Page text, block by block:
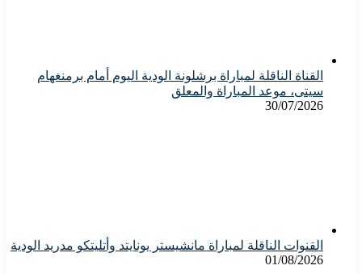
القناة الناقلة لمباراة برشلونة الودية اليوم أمام برمنغهام
سيتى، موعد المباراة والمعلق
30/07/2026
القنوات الناقلة لمباراة مانشيستر يونايتد وأتليتكو مدريد الودية
01/08/2026